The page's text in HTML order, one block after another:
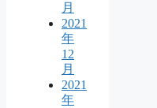
月
2021
年
12
月
2021
年